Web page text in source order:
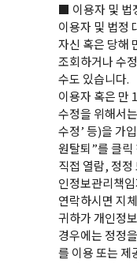
■ 이용자 및 법
이용자 및 법정
자신 혹은 당해
조회하거나 수
수도 있습니다.
이용자 혹은 만
수정을 위해서
수정’ 등)을 가
원탈퇴”를 클릭
직접 열람, 정정
인정보관리책
연락하시면 지
귀하가 개인정
경우에는 정정
를 이용 또는 제